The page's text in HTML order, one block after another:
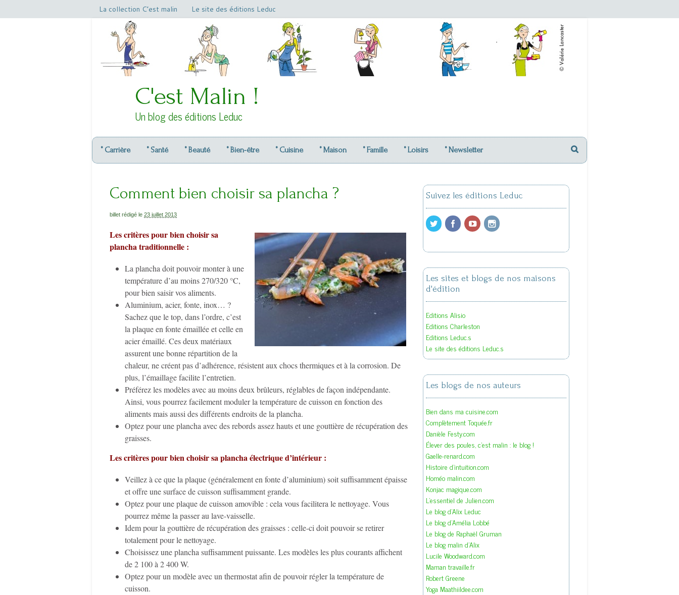
La collection C’est malin Le site des éditions Leduc
C'est Malin !
Un blog des éditions Leduc
° Carrière ° Santé ° Beauté ° Bien-être ° Cuisine ° Maison ° Famille ° Loisirs ° Newsletter
Comment bien choisir sa plancha ?
billet rédigé le 23 juillet 2013
Les critères pour bien choisir sa
plancha traditionnelle :
La plancha doit pouvoir monter à une
température d’au moins 270/320 °C,
pour bien saisir vos aliments.
Aluminium, acier, fonte, inox… ?
Sachez que le top, dans l’ordre, c’est
la plaque en fonte émaillée et celle en
acier émaillé. Ces deux matériaux
assurent une bonne répartition de la
chaleur, ne créent pas d’adhérence, résistent aux chocs thermiques et à la corrosion. De
plus, l’émaillage facilite l’entretien.
Préférez les modèles avec au moins deux brûleurs, réglables de façon indépendante.
Ainsi, vous pourrez facilement moduler la température de cuisson en fonction des
aliments mais aussi des différents endroits de la plancha.
Optez pour une plancha avec des rebords assez hauts et une gouttière de récupération des
graisses.
Les critères pour bien choisir sa plancha électrique d’intérieur :
Veillez à ce que la plaque (généralement en fonte d’aluminium) soit suffisamment épaisse
et offre une surface de cuisson suffisamment grande.
Optez pour une plaque de cuisson amovible : cela vous facilitera le nettoyage. Vous
pourrez même la passer au lave-vaisselle.
Idem pour la gouttière de récupération des graisses : celle-ci doit pouvoir se retirer
totalement pour le nettoyage.
Choisissez une plancha suffisamment puissante. Les modèles les plus courants affichent
de 2 100 à 2 400 W.
Optez pour un modèle avec un thermostat afin de pouvoir régler la température de
cuisson.
Suivez les éditions Leduc
Les sites et blogs de nos maisons
d'édition
Editions Alisio
Editions Charleston
Editions Leduc.s
Le site des éditions Leduc.s
Les blogs de nos auteurs
Bien dans ma cuisine.com
Complètement Toquée.fr
Danièle Festy.com
Élever des poules, c'est malin : le blog !
Gaelle-renard.com
Histoire d'intuition.com
Homéo malin.com
Konjac magique.com
L'essentiel de Julien.com
Le blog d'Alix Leduc
Le blog d'Amélia Lobbé
Le blog de Raphaël Gruman
Le blog malin d'Alix
Lucile Woodward.com
Maman travaille.fr
Robert Greene
Yoga Maathiildee.com